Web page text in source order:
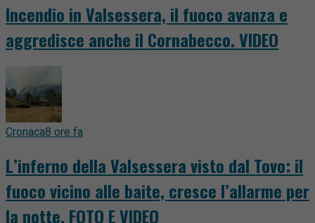
Incendio in Valsessera, il fuoco avanza e
aggredisce anche il Cornabecco. VIDEO
Cronaca8 ore fa
L’inferno della Valsessera visto dal Tovo: il
fuoco vicino alle baite, cresce l’allarme per
la notte. FOTO E VIDEO